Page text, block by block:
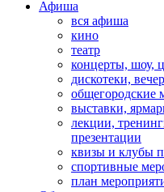
Афиша
вся афиша
кино
театр
концерты, шоу,
дискотеки,
общегородские
выставки,
лекции,
презентации
квизы и клубы
спортивные
план